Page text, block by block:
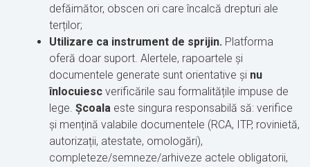
defăimător, obscen ori care încalcă drepturi ale
terților;
Utilizare ca instrument de sprijin. Platforma
oferă doar suport. Alertele, rapoartele și
documentele generate sunt orientative și nu
înlocuiesc verificările sau formalitățile impuse de
lege. Școala este singura responsabilă să: verifice
și mențină valabile documentele (RCA, ITP, rovinietă,
autorizații, atestate, omologări),
completeze/semneze/arhiveze actele obligatorii,